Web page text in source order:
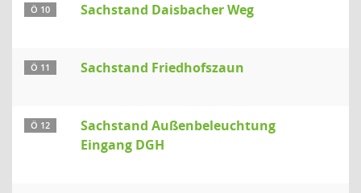
Ö 10 Sachstand Daisbacher Weg
Ö 11 Sachstand Friedhofszaun
Ö 12
Sachstand Außenbeleuchtung
Eingang DGH